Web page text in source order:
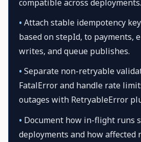
compatible across deployments.
• Attach stable idempotency
based on stepId, to payments,
writes, and queue publishes.
• Separate non-retryable
FatalError and handle rate
outages with RetryableError
• Document how in-flight runs
deployments and how affected